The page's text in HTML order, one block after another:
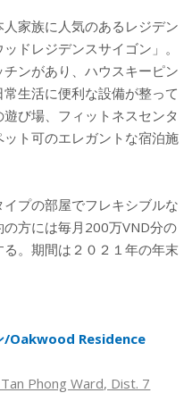
家族に人気のあるレジデン
ドレジデンスサイゴン」。
ンがあり、ハウスキーピン
生活に便利な設備が整って
び場、フィットネスセンタ
ト可のエレガントな宿泊施
プの部屋でフレキシブルな
方には毎月200万VND分の
。期間は２０２１年の年末
/Oakwood Residence
Phong Ward, Dist. 7